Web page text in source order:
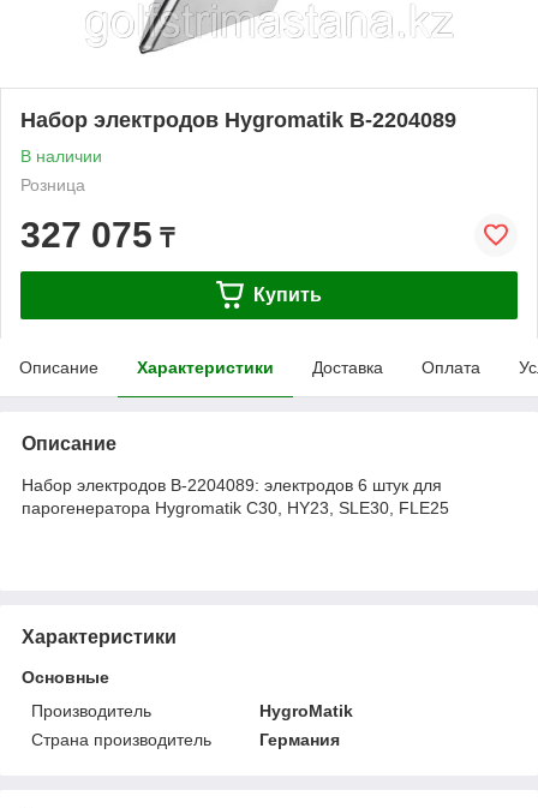
Набор электродов Hygromatik B-2204089
В наличии
Розница
327 075 ₸
Купить
Описание Характеристики Доставка Оплата
Описание
Набор электродов B-2204089: электродов 6 штук для
парогенератора Hygromatik C30, HY23, SLE30, FLE25
Характеристики
Основные
Производитель
HygroMatik
Страна производитель
Германия